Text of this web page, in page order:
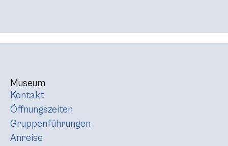
Museum
Kontakt
Öffnungszeiten
Gruppenführungen
Anreise